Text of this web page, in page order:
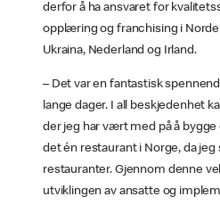
derfor å ha ansvaret for
opplæring og franchising i
Ukraina, Nederland og Irland.
– Det var en fantastisk
lange dager. I all beskjedenhet
der jeg har vært med på å
det én restaurant i Norge, da
restauranter. Gjennom denne
utviklingen av ansatte og